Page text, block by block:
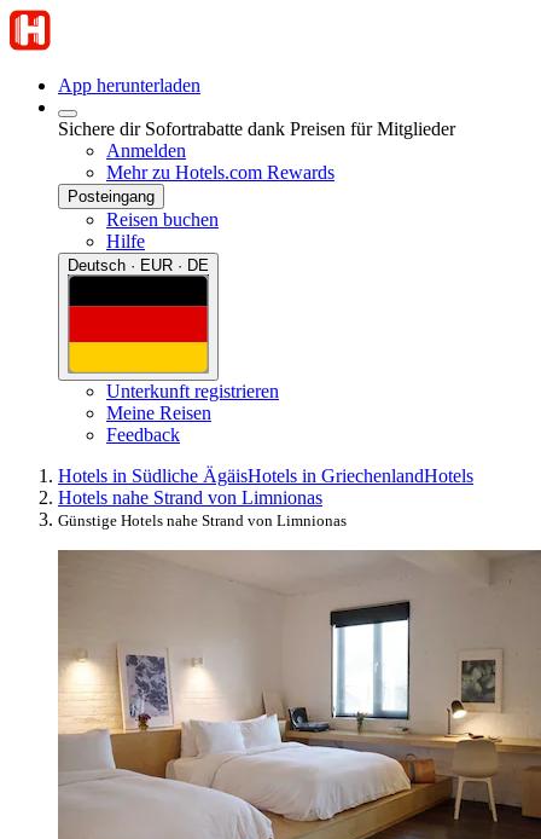
App herunterladen
Sichere dir Sofortrabatte dank Preisen für Mitglieder
Anmelden
Mehr zu Hotels.com Rewards
Posteingang
Reisen buchen
Hilfe
Deutsch · EUR · DE
Unterkunft registrieren
Meine Reisen
Feedback
Hotels in Südliche ÄgäisHotels in GriechenlandHotels
Hotels nahe Strand von Limnionas
Günstige Hotels nahe Strand von Limnionas